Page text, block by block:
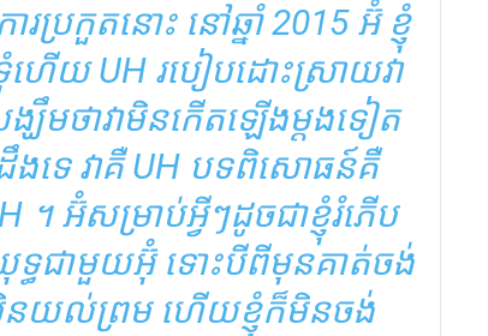
រប្រកួតនោះ នៅឆ្នាំ 2015 អ៊ំ ខ្ញុំ
ើយ UH របៀបដោះស្រាយវា
មថាវាមិនកើតឡើងម្តងទៀត
ងទេ វាគឺ UH បទពិសោធន៍គឺ
។ អ៊ំសម្រាប់អ្វីៗដូចជាខ្ញុំរំភើប
ធជាមួយអ៊ុំ ទោះបីពីមុនគាត់ចង់
នយល់ព្រម ហើយខ្ញុំក៏មិនចង់